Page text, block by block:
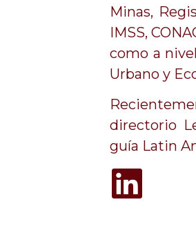
Minas,
IMSS,
como a
Urbano y
directorio
guía Latin